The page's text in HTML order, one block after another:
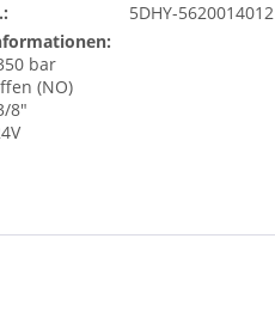
5DHY-5620014012
bar
(NO)
8"